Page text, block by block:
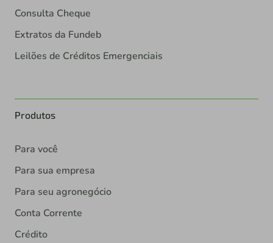
Consulta Cheque
Extratos da Fundeb
Leilões de Créditos Emergenciais
Produtos
Para você
Para sua empresa
Para seu agronegócio
Conta Corrente
Crédito